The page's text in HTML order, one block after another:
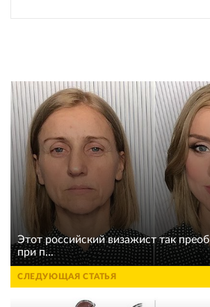
Этот российский визажист так
при п...
СЛЕДУЮЩАЯ СТАТЬЯ